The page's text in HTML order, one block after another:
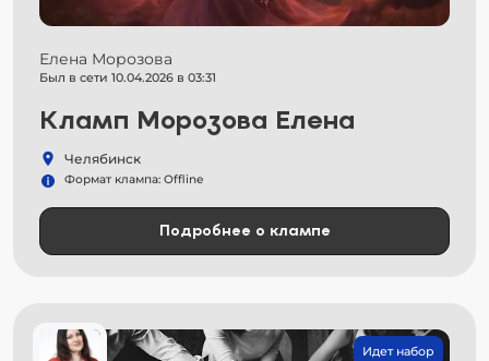
Елена Морозова
Был в сети 10.04.2026 в 03:31
Кламп Морозова Елена
Челябинск
Формат клампа: Offline
Подробнее о клампе
Идет набор